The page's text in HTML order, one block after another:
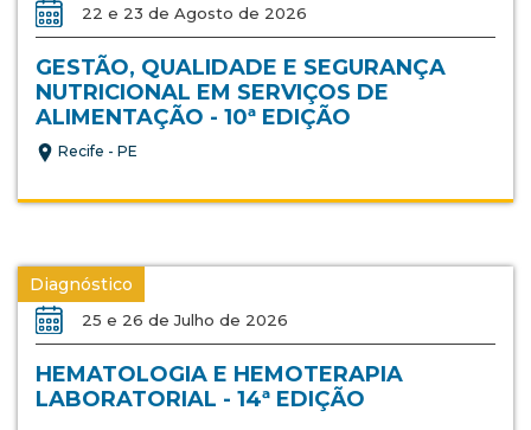
22 e 23 de Agosto de 2026
GESTÃO, QUALIDADE E SEGURANÇA
NUTRICIONAL EM SERVIÇOS DE
ALIMENTAÇÃO - 10ª EDIÇÃO
Recife - PE
Diagnóstico
25 e 26 de Julho de 2026
HEMATOLOGIA E HEMOTERAPIA
LABORATORIAL - 14ª EDIÇÃO